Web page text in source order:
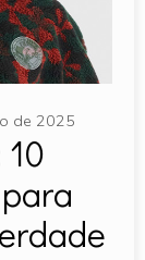
de 2025